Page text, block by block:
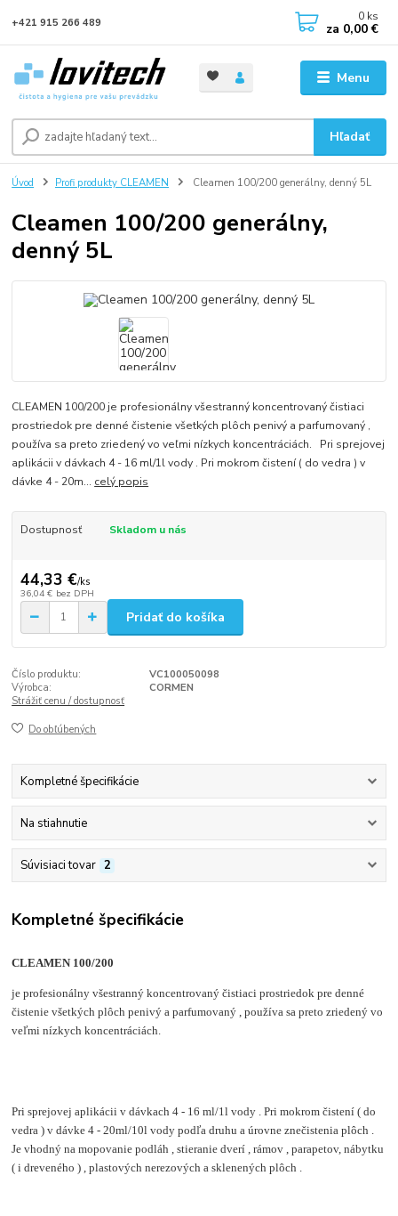
Menu
Hľadať
+421 915 266 489 0 ks
za 0,00 €
Úvod Profi produkty CLEAMEN Cleamen 100/200 generálny, denný 5L
Cleamen 100/200 generálny,
denný 5L
CLEAMEN 100/200 je profesionálny všestranný koncentrovaný čistiaci
prostriedok pre denné čistenie všetkých plôch penivý a parfumovaný ,
používa sa preto zriedený vo veľmi nízkych koncentráciách. Pri sprejovej
aplikácii v dávkach 4 - 16 ml/1l vody . Pri mokrom čistení ( do vedra ) v
dávke 4 - 20m... celý popis
Dostupnosť Skladom u nás
44,33 €/ks
36,04 € bez DPH
Pridať do košíka
Číslo produktu:
VC100050098
Výrobca:
CORMEN
Strážiť cenu / dostupnosť
Do obľúbených
Kompletné špecifikácie
Na stiahnutie
Súvisiaci tovar 2
Kompletné špecifikácie
CLEAMEN 100/200
je profesionálny všestranný koncentrovaný čistiaci prostriedok pre denné
čistenie všetkých plôch penivý a parfumovaný , používa sa preto zriedený vo
veľmi nízkych koncentráciách.
Pri sprejovej aplikácii v dávkach 4 - 16 ml/1l vody . Pri mokrom čistení ( do
vedra ) v dávke 4 - 20ml/10l vody podľa druhu a úrovne znečistenia plôch .
Je vhodný na mopovanie podláh , stieranie dverí , rámov , parapetov, nábytku
( i dreveného ) , plastových nerezových a sklenených plôch .